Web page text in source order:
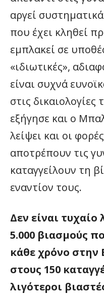
αργεί
που έχει κληθεί
εμπλακεί σε
«ιδιωτικές»,
είναι συχνά
στις
εξήγησε και ο
λείψει και οι
αποτρέπουν τις
καταγγείλουν τη
εναντίον τους.
Δεν είναι
5.000 βιασμούς
κάθε χρόνο στην
στους 150
λιγότεροι